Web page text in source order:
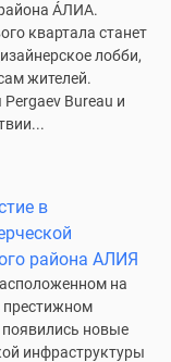
ÁЛИА.
квартала станет
лобби,
жителей.
Bureau и
в
района АЛИЯ
на
престижном
новые
инфраструктуры